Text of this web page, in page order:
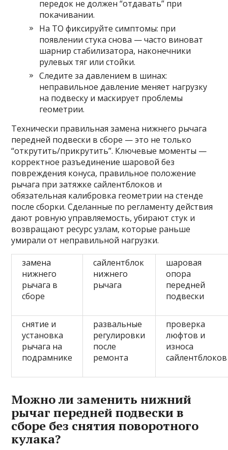
передок не должен “отдавать” при
покачивании.
На ТО фиксируйте симптомы: при
появлении стука снова — часто виноват
шарнир стабилизатора, наконечники
рулевых тяг или стойки.
Следите за давлением в шинах:
неправильное давление меняет нагрузку
на подвеску и маскирует проблемы
геометрии.
Технически правильная замена нижнего рычага
передней подвески в сборе — это не только
“открутить/прикрутить”. Ключевые моменты —
корректное разъединение шаровой без
повреждения конуса, правильное положение
рычага при затяжке сайлентблоков и
обязательная калибровка геометрии на стенде
после сборки. Сделанные по регламенту действия
дают ровную управляемость, убирают стук и
возвращают ресурс узлам, которые раньше
умирали от неправильной нагрузки.
замена
нижнего
рычага в
сборе
сайлентблок
нижнего
рычага
шаровая
опора
передней
подвески
снятие и
установка
рычага на
подрамнике
развальные
регулировки
после
ремонта
проверка
люфтов и
износа
сайлентблоков
Можно ли заменить нижний
рычаг передней подвески в
сборе без снятия поворотного
кулака?